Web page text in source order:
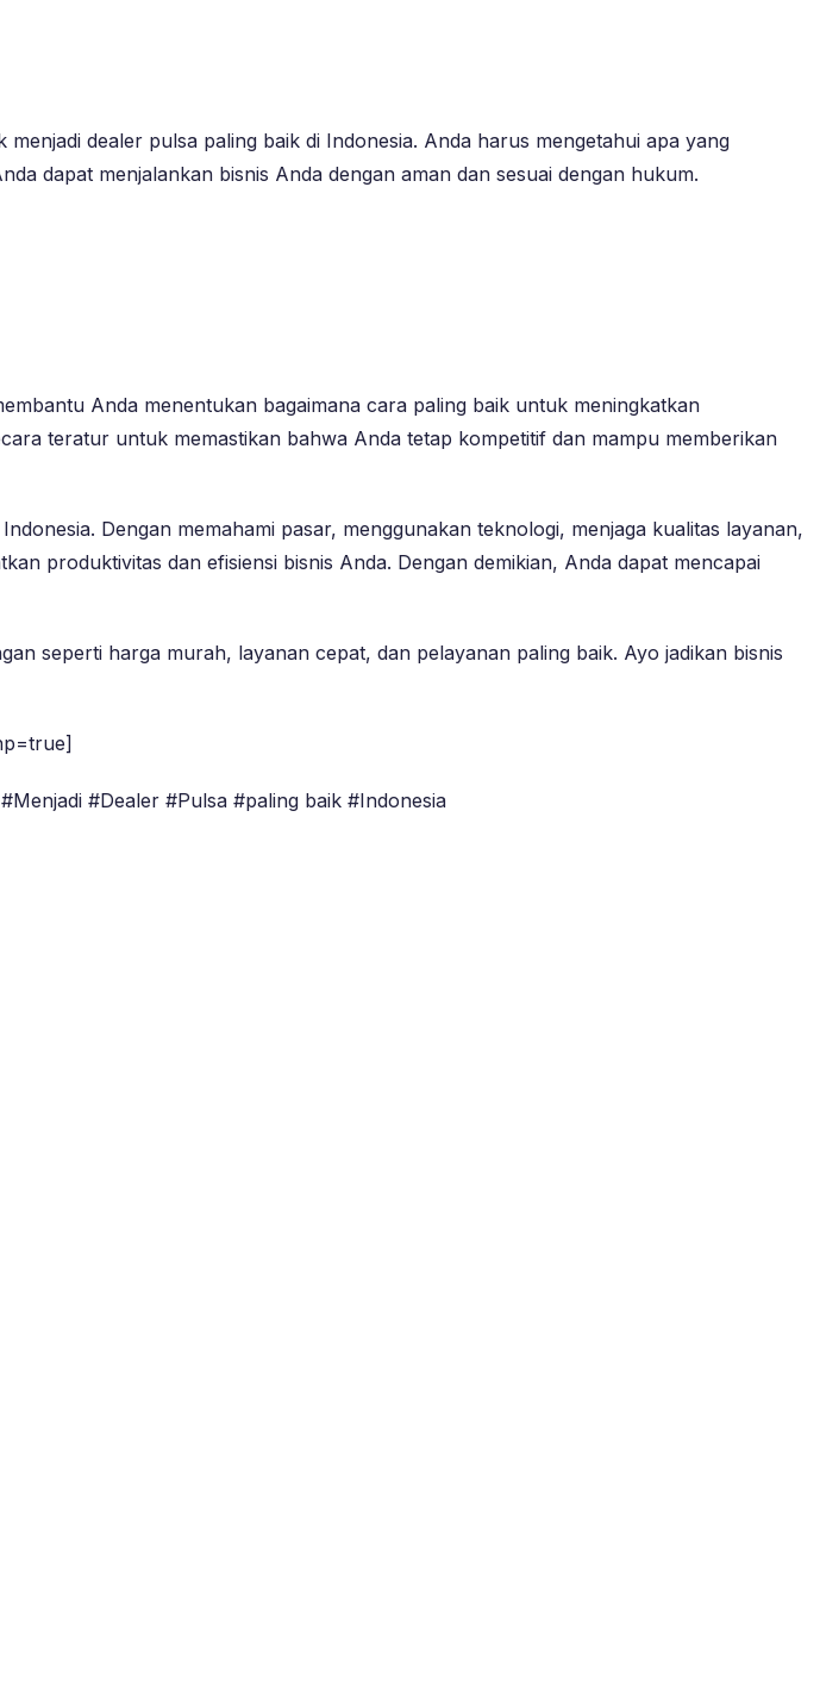
dealer pulsa paling baik di Indonesia. Anda harus mengetahui apa yang
dapat menjalankan bisnis Anda dengan aman dan sesuai dengan hukum.
Anda menentukan bagaimana cara paling baik untuk meningkatkan
teratur untuk memastikan bahwa Anda tetap kompetitif dan mampu memberikan
Dengan memahami pasar, menggunakan teknologi, menjaga kualitas layanan,
produktivitas dan efisiensi bisnis Anda. Dengan demikian, Anda dapat mencapai
seperti harga murah, layanan cepat, dan pelayanan paling baik. Ayo jadikan bisnis
#Dealer #Pulsa #paling baik #Indonesia